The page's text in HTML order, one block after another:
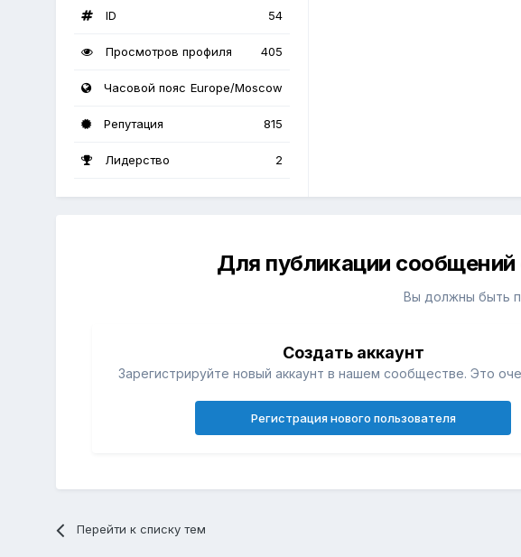
ID 54
Просмотров профиля 405
Часовой пояс Europe/Moscow
Репутация 815
Лидерство 2
Для публикации сообщений
Вы должны быть
Создать аккаунт
Зарегистрируйте новый аккаунт в нашем сообществе. Это
Регистрация нового пользователя
Перейти к списку тем